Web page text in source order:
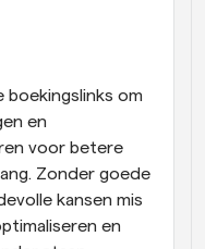
boekingslinks om
en
voor betere
Zonder goede
kansen mis
en